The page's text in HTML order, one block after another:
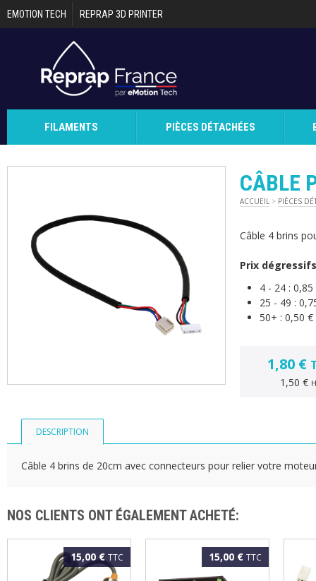
Aller au contenu principal
EMOTION TECH REPRAP 3D PRINTER
FILAMENTS PIÈCES DÉTACHÉES
CÂBLE
ACCUEIL > PIÈCES
Câble 4 brins
Prix dégressifs
4 - 24 :
25 - 49 :
50+ : 0,50 €
1,80 €
1,50 €
DESCRIPTION
Câble 4 brins de 20cm avec connecteurs pour relier votre
NOS CLIENTS ONT ÉGALEMENT ACHETÉ:
15,00 € TTC 15,00 € TTC